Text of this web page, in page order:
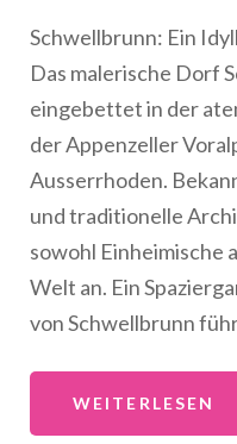
Schwellbrunn: Ein
Das malerische Dorf
eingebettet in der
der Appenzeller
Ausserrhoden.
und traditionelle
sowohl Einheimische
Welt an. Ein
von Schwellbrunn
WEITERLESEN